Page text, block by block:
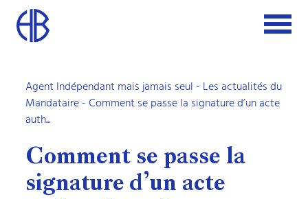
Agent Indépendant mais jamais seul - Les actualités du
Mandataire- Comment se passe la signature d’un acte
auth...
Comment se passe la
signature d’un acte